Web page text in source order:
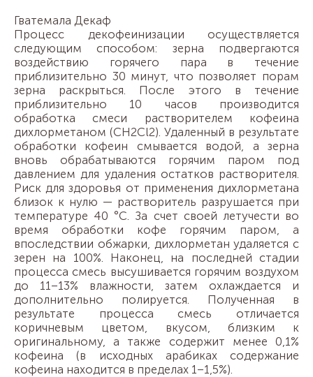
Гватемала Декаф
Процесс декофеинизации осуществляется
следующим способом: зерна подвергаются
воздействию горячего пара в течение
приблизительно 30 минут, что позволяет порам
зерна раскрыться. После этого в течение
приблизительно 10 часов производится
обработка смеси растворителем кофеина
дихлорметаном (СH2Cl2). Удаленный в результате
обработки кофеин смывается водой, а зерна
вновь обрабатываются горячим паром под
давлением для удаления остатков растворителя.
Риск для здоровья от применения дихлорметана
близок к нулю — растворитель разрушается при
температуре 40 °C. За счет своей летучести во
время обработки кофе горячим паром, а
впоследствии обжарки, дихлорметан удаляется с
зерен на 100%. Наконец, на последней стадии
процесса смесь высушивается горячим воздухом
до 11–13% влажности, затем охлаждается и
дополнительно полируется. Полученная в
результате процесса смесь отличается
коричневым цветом, вкусом, близким к
оригинальному, а также содержит менее 0,1%
кофеина (в исходных арабиках содержание
кофеина находится в пределах 1–1,5%).